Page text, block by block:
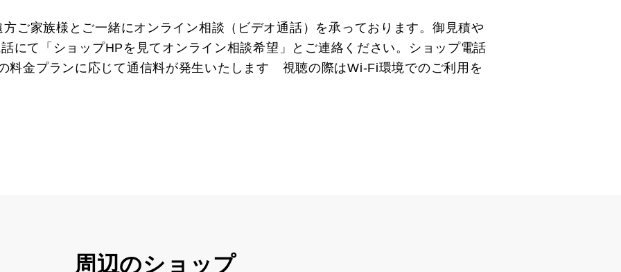
ご家族様とご一緒にオンライン相談（ビデオ通話）を承っております。御見積や
にて「ショップHPを見てオンライン相談希望」とご連絡ください。ショップ電話
金プランに応じて通信料が発生いたします 視聴の際はWi-Fi環境でのご利用を
周辺のショップ